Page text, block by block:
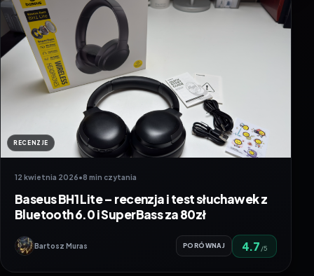
RECENZJE
12 kwietnia 2026•8 min czytania
Baseus BH1 Lite – recenzja i test słuchawek z
Bluetooth 6.0 i SuperBass za 80zł
Bartosz Muras PORÓWNAJ 4.7 /5